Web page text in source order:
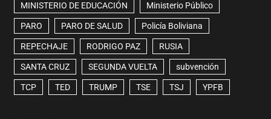
MINISTERIO DE EDUCACIÓN Ministerio Público
PARO PARO DE SALUD Policía Boliviana
REPECHAJE RODRIGO PAZ RUSIA
SANTA CRUZ SEGUNDA VUELTA subvención
TCP TED TRUMP TSE TSJ YPFB